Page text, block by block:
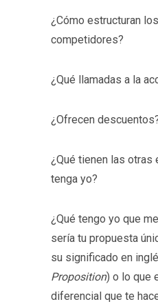
¿Cómo estructuran
competidores?
¿Qué llamadas a la
¿Ofrecen
¿Qué tienen las otras
tenga yo?
¿Qué tengo yo que
sería tu propuesta
su significado en
Proposition) o lo que
diferencial que te